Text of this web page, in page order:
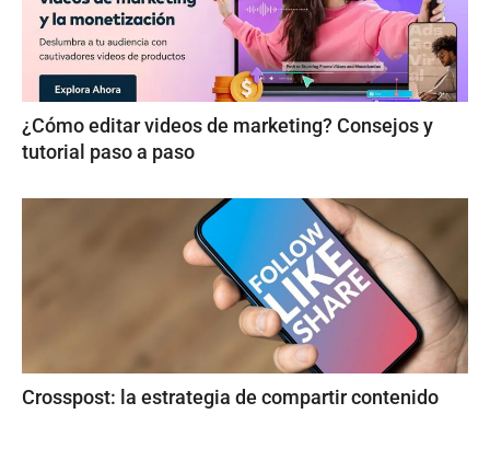
¿Cómo editar videos de marketing? Consejos y
tutorial paso a paso
Crosspost: la estrategia de compartir contenido